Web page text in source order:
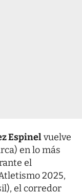
Espinelvuelve
en lo más
el
2025,
el corredor